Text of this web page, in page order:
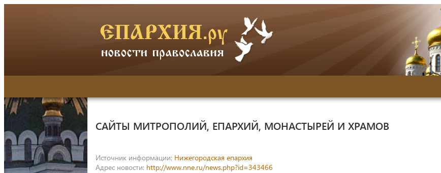
САЙТЫ МИТРОПОЛИЙ, ЕПАРХИЙ, МОНАСТЫРЕЙ И ХРАМОВ
Источник информации: Нижегородская епархия
Адрес новости: http://www.nne.ru/news.php?id=343466